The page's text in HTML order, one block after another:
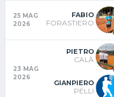
25 MAG
2026
FABIO
FORASTIERO
23 MAG
2026
PIETRO
CALÀ
GIANPIERO
PELLI